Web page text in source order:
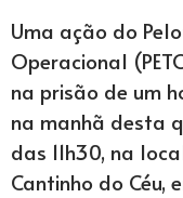
Uma ação do
Operacional
na prisão de um
na manhã desta
das 11h30, na
Cantinho do Céu,